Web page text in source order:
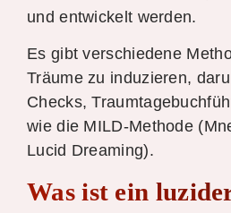
und entwickelt werden.
Es gibt verschiedene
Träume zu induzieren,
Checks,
wie die MILD-Methode
Lucid Dreaming).
Was ist ein